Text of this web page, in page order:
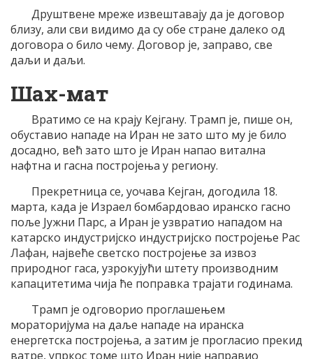
Друштвене мреже извештавају да је договор
близу, али сви видимо да су обе стране далеко од
договора о било чему. Договор је, заправо, све
даљи и даљи.
Шах-мат
Вратимо се на крају Кејгану. Трамп је, пише он,
обуставио нападе на Иран не зато што му је било
досадно, већ зато што је Иран напао витална
нафтна и гасна постројења у региону.
Прекретница се, уочава Кејган, догодила 18.
марта, када је Израел бомбардовао иранско гасно
поље Јужни Парс, а Иран је узвратио нападом на
катарско индустријско индустријско постројење Рас
Лафан, највеће светско постројење за извоз
природног гаса, узрокујући штету производним
капацитетима чија ће поправка трајати годинама.
Трамп је одговорио проглашењем
мораторијума на даље нападе на иранска
енергетска постројења, а затим је прогласио прекид
ватре, упркос томе што Иран није направио